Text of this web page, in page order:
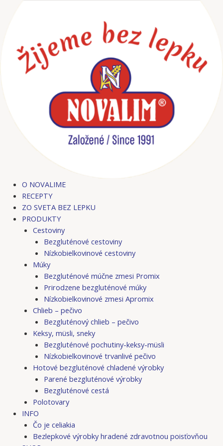
O NOVALIME
RECEPTY
ZO SVETA BEZ LEPKU
PRODUKTY
Cestoviny
Bezgluténové cestoviny
Nízkobielkovinové cestoviny
Múky
Bezgluténové múčne zmesi Promix
Prirodzene bezgluténové múky
Nízkobielkovinové zmesi Apromix
Chlieb – pečivo
Bezgluténový chlieb – pečivo
Keksy, müsli, sneky
Bezgluténové pochutiny-keksy-müsli
Nízkobielkovinové trvanlivé pečivo
Hotové bezgluténové chladené výrobky
Parené bezgluténové výrobky
Bezgluténové cestá
Polotovary
INFO
Čo je celiakia
Bezlepkové výrobky hradené zdravotnou poisťovňou